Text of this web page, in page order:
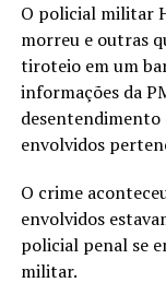
O policial militar
morreu e outras
tiroteio em um
informações da
desentendimento
envolvidos
O crime
envolvidos
policial penal se
militar.